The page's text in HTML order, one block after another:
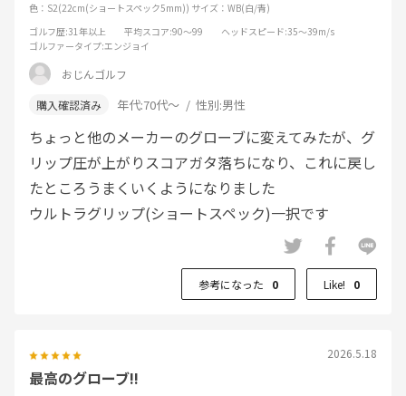
色：S2(22cm(ショートスペック5mm)) サイズ：WB(白/青)
ゴルフ歴:31年以上 平均スコア:90～99 ヘッドスピード:35～39m/s
ゴルファータイプ:エンジョイ
おじんゴルフ
年代:70代～ 性別:男性
ちょっと他のメーカーのグローブに変えてみたが、グ
リップ圧が上がりスコアガタ落ちになり、これに戻し
たところうまくいくようになりました
ウルトラグリップ(ショートスペック)一択です
参考になった 0 Like! 0
2026.5.18
最高のグローブ!!